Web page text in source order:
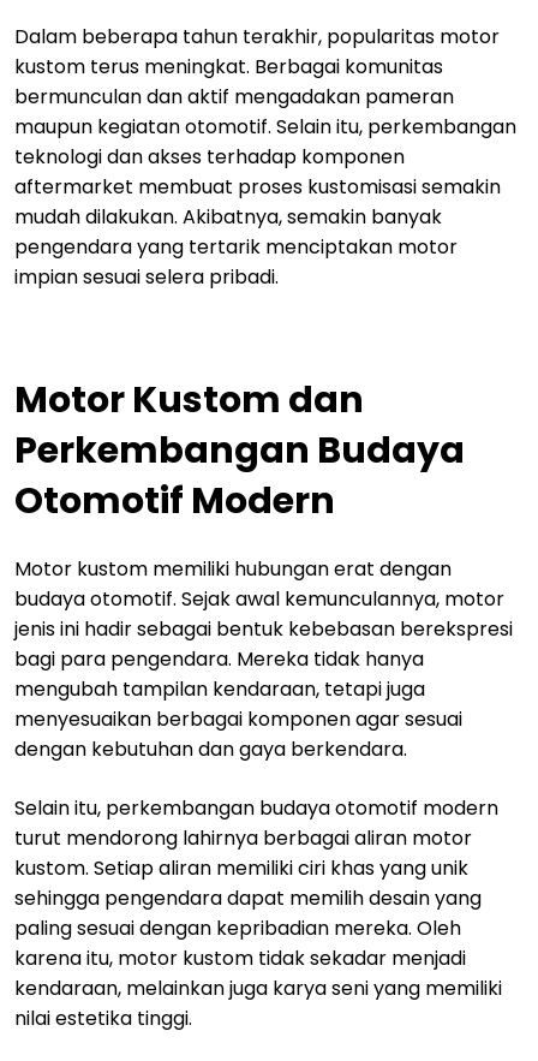
Dalam beberapa tahun terakhir, popularitas motor
kustom terus meningkat. Berbagai komunitas
bermunculan dan aktif mengadakan pameran
maupun kegiatan otomotif. Selain itu, perkembangan
teknologi dan akses terhadap komponen
aftermarket membuat proses kustomisasi semakin
mudah dilakukan. Akibatnya, semakin banyak
pengendara yang tertarik menciptakan motor
impian sesuai selera pribadi.
Motor Kustom dan
Perkembangan Budaya
Otomotif Modern
Motor kustom memiliki hubungan erat dengan
budaya otomotif. Sejak awal kemunculannya, motor
jenis ini hadir sebagai bentuk kebebasan berekspresi
bagi para pengendara. Mereka tidak hanya
mengubah tampilan kendaraan, tetapi juga
menyesuaikan berbagai komponen agar sesuai
dengan kebutuhan dan gaya berkendara.
Selain itu, perkembangan budaya otomotif modern
turut mendorong lahirnya berbagai aliran motor
kustom. Setiap aliran memiliki ciri khas yang unik
sehingga pengendara dapat memilih desain yang
paling sesuai dengan kepribadian mereka. Oleh
karena itu, motor kustom tidak sekadar menjadi
kendaraan, melainkan juga karya seni yang memiliki
nilai estetika tinggi.